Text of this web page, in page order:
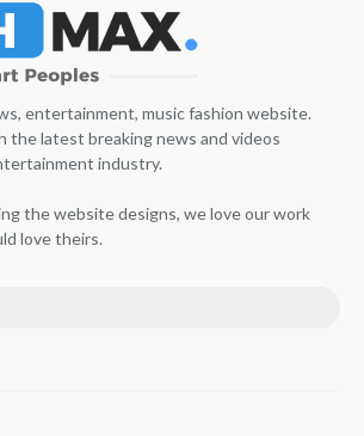
entertainment, music fashion website.
the latest breaking news and videos
industry.
the website designs, we love our work
love theirs.